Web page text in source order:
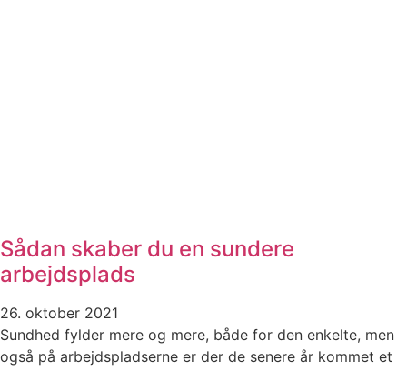
Sådan skaber du en sundere
arbejdsplads
26. oktober 2021
Sundhed fylder mere og mere, både for den enkelte, men
også på arbejdspladserne er der de senere år kommet et